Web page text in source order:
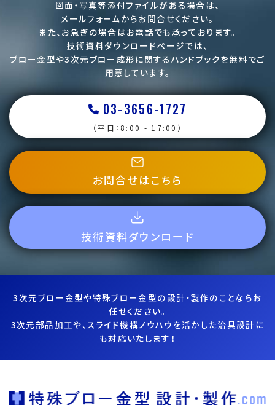
図面・写真等添付ファイルがある場合は、
メールフォームからお問合せください。
また、お急ぎの場合はお電話でも承っております。
技術資料ダウンロードページでは、
ブロー金型や3次元ブロー成形に関するハンドブックを無料でご
用意しています。
03-3656-1727
（平日：8:00 - 17:00）
お問合せはこちら
技術資料ダウンロード
3次元ブロー金型や特殊ブロー金型の設計・製作のことならお
任せください。
3次元部品加工や、スライド機構ノウハウを活かした治具設計に
も対応いたします！